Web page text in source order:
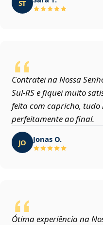
ST
Contratei na Nossa
Sul‑RS e fiquei muito
feita com capricho,
perfeitamente ao final.
JO Jonas O.
Ótima experiência na